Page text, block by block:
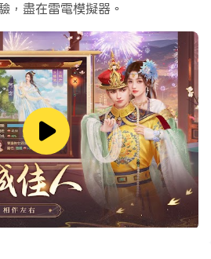
多開和同步也可以幫到你。你可以
帳戶進行成長和升級。現在就開始
歲爺吧！
廷養成手游《叫我萬歲爺》攜全新
驗古代宮廷生活，獲得帝王掌權的
后宮，培養名臣征戰天下，締交知
傲九州，更有多種副本玩法輪番上
，盡在雷電模擬器。